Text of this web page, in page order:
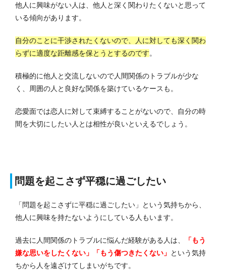
他人に興味がない人は、他人と深く関わりたくないと思って
いる傾向があります。
自分のことに干渉されたくないので、人に対しても深く関わ
らずに適度な距離感を保とうとするのです。
積極的に他人と交流しないので人間関係のトラブルが少な
く、周囲の人と良好な関係を築けているケースも。
恋愛面では恋人に対して束縛することがないので、自分の時
間を大切にしたい人とは相性が良いといえるでしょう。
問題を起こさず平穏に過ごしたい
「問題を起こさずに平穏に過ごしたい」という気持ちから、
他人に興味を持たないようにしている人もいます。
過去に人間関係のトラブルに悩んだ経験がある人は、
「もう
嫌な思いをしたくない」「もう傷つきたくない」 という気持
ちから人を遠ざけてしまいがちです。